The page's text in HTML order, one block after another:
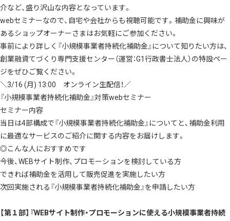
介など、盛り沢山な内容となっています。
webセミナーなので、自宅や会社からも視聴可能です。補助金に興味が
あるショップオーナーさまはお気軽にご参加ください。
事前により詳しく『小規模事業者持続化補助金』について知りたい方は、
創業融資てづくり専門支援センター（運営：G1行政書士法人） の特設ペー
ジをぜひご覧ください。
＼3/16 (月) 13:00 オンライン生配信！／
『小規模事業者持続化補助金』対策webセミナー
セミナー内容
当日は4部構成で『小規模事業者持続化補助金』についてと、補助金利用
に最適なサービスのご紹介に関する内容をお届けします。
◎こんな人におすすめです
今後、WEBサイト制作、プロモーションを検討している方
できれば補助金を活用して販売促進を実施したい方
次回実施される『小規模事業者持続化補助金』を申請したい方
【第１部】『WEBサイト制作・プロモーションに使える小規模事業者持続